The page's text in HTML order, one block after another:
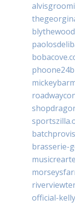
brasserie-
official-